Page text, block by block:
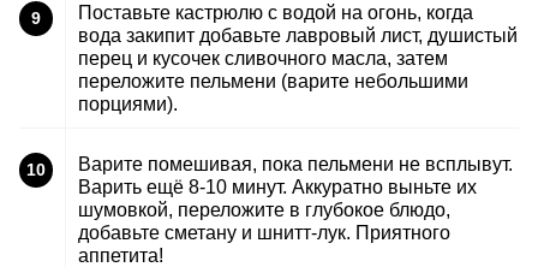
9
Поставьте кастрюлю с водой на огонь, когда
вода закипит добавьте лавровый лист, душистый
перец и кусочек сливочного масла, затем
переложите пельмени (варите небольшими
порциями).
10
Варите помешивая, пока пельмени не всплывут.
Варить ещё 8-10 минут. Аккуратно выньте их
шумовкой, переложите в глубокое блюдо,
добавьте сметану и шнитт-лук. Приятного
аппетита!